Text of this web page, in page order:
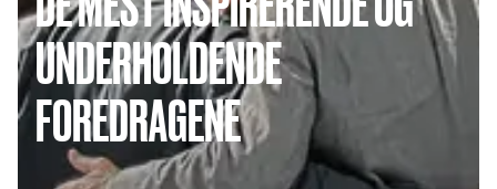
UNDERHOLDENDE
FOREDRAGENE